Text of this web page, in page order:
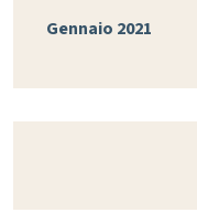
Gennaio 2021